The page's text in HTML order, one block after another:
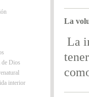
de Dios
interior
La
La